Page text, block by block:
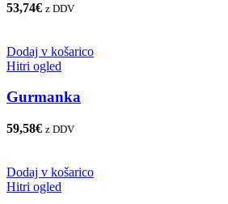
53,74€ z DDV
Dodaj v košarico
Hitri ogled
Gurmanka
59,58€ z DDV
Dodaj v košarico
Hitri ogled